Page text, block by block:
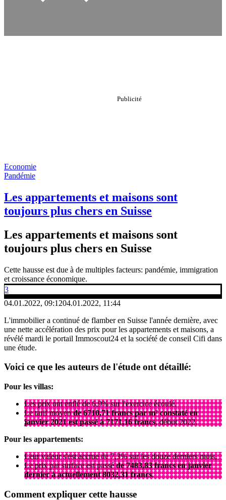
Economie
Pandémie
Les appartements et maisons sont
toujours plus chers en Suisse
Les appartements et maisons sont
toujours plus chers en Suisse
Cette hausse est due à de multiples facteurs: pandémie, immigration
et croissance économique.
3
04.01.2022, 09:1204.01.2022, 11:44
L'immobilier a continué de flamber en Suisse l'année dernière, avec
une nette accélération des prix pour les appartements et maisons, a
révélé mardi le portail Immoscout24 et la société de conseil Cifi dans
une étude.
Voici ce que les auteurs de l'étude ont détaillé:
Pour les villas:
Les prix ont enflé de 6,9% sur l'exercice écoulé.
Le tarif moyende 6710,71 francs par m² constaté en
janvier 2021 est passé à 7171,16 francs, début 2022.
Pour les appartements:
Leur valeur s'est accrue de 7,3% sur les douze derniers mois,
Le prix par surface est passéde 7483,83 francs en janvier
dernier à actuellement 8032,31 francs.
Comment expliquer cette hausse